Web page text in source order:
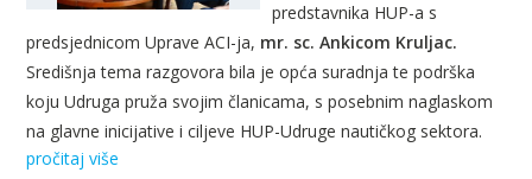
predstavnika HUP-a s
predsjednicom Uprave ACI-ja, mr. sc. Ankicom Kruljac.
Središnja tema razgovora bila je opća suradnja te podrška
koju Udruga pruža svojim članicama, s posebnim naglaskom
na glavne inicijative i ciljeve HUP-Udruge nautičkog sektora.
pročitaj više